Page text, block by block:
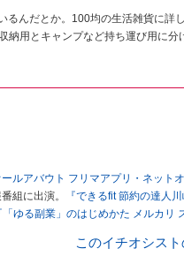
んだとか。100均の生活雑貨に詳
納用とキャンプなど持ち運び用に分
ールアバウト フリマアプリ・ネット
組に出演。
『できるfit 節約の達人
「ゆる副業」のはじめかた メルカリ
らの給料が０円になり、家にいなが
このイチオシス